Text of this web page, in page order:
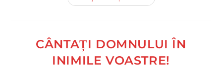
Brațele
CÂNTAȚI DOMNULUI ÎN
INIMILE VOASTRE!